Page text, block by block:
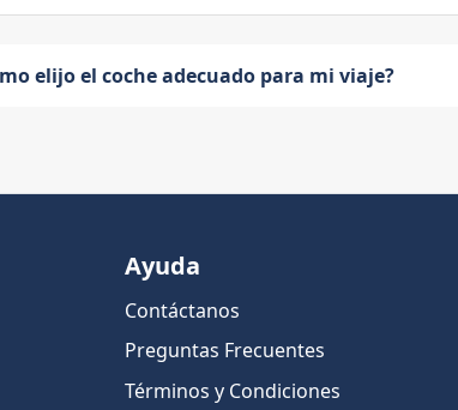
elijo el coche adecuado para mi viaje?
Ayuda
Contáctanos
Preguntas Frecuentes
Términos y Condiciones